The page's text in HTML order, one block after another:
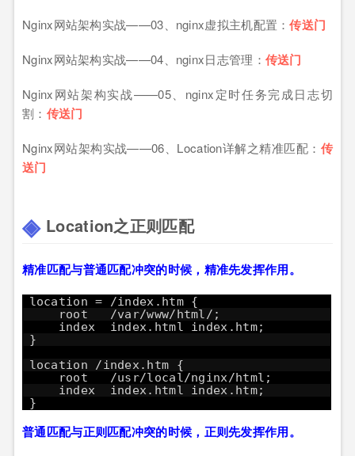
Nginx网站架构实战——03、nginx虚拟主机配置：传送门
Nginx网站架构实战——04、nginx日志管理： 传送门
Nginx网站架构实战——05、nginx定时任务完成日志切
割： 传送门
Nginx网站架构实战——06、Location详解之精准匹配： 传
送门
Location之正则匹配
精准匹配与普通匹配冲突的时候，精准先发挥作用。
location = /index.htm {
root /var/www/html/;
index index.html index.htm;
}
location /index.htm {
root /usr/local/nginx/html;
index index.html index.htm;
}
普通匹配与正则匹配冲突的时候，正则先发挥作用。